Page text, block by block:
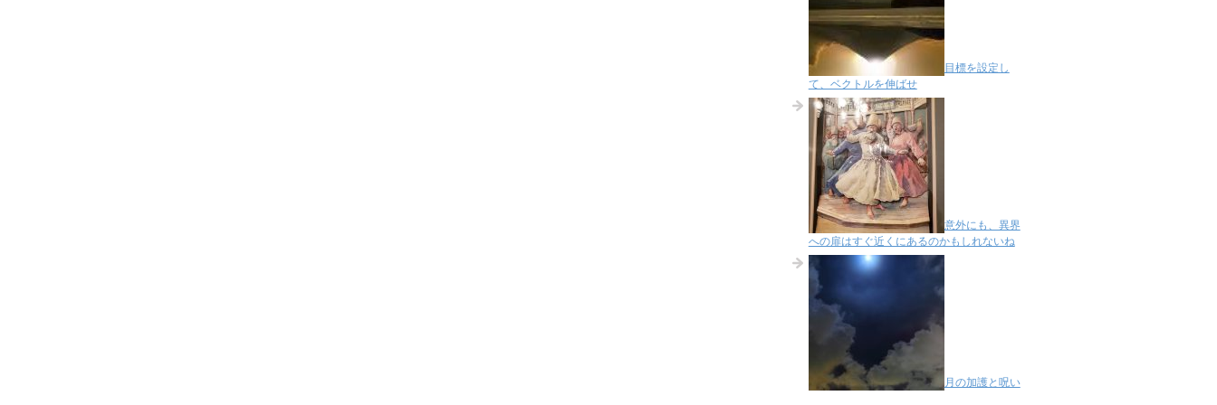
目標を設定し
て、ベクトルを伸ばせ
意外にも、異界
への扉はすぐ近くにあるのかもしれないね
月の加護と呪い